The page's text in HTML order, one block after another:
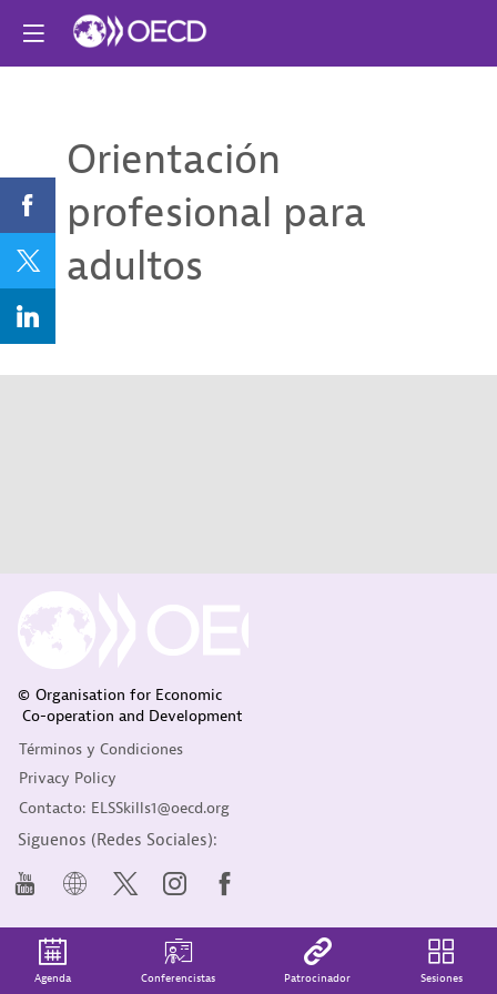
Orientación
profesional para
adultos
© Organisation for Economic
Co-operation and Development
Términos y Condiciones
Privacy Policy
Contacto: ELSSkills1@oecd.org
Siguenos (Redes Sociales):
Agenda Conferencistas Patrocinador Sesiones